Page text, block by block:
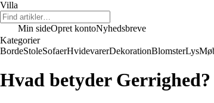
Villa
Min sideOpret kontoNyhedsbreve
Kategorier
BordeStoleSofaerHvidevarerDekorationBlomsterLys
Hvad betyder Gerrighed?